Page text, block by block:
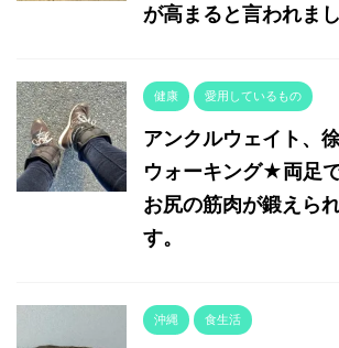
が高まると言われまし
健康 愛用しているもの
アンクルウェイト、
ウォーキング★両足
お尻の筋肉が鍛えら
す。
沖縄 食生活